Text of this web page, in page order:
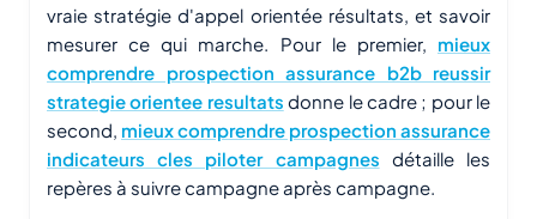
vraie stratégie d'appel orientée résultats, et savoir
mesurer ce qui marche. Pour le premier, mieux
comprendre prospection assurance b2b reussir
strategie orientee resultats donne le cadre ; pour le
second, mieux comprendre prospection assurance
indicateurs cles piloter campagnes détaille les
repères à suivre campagne après campagne.